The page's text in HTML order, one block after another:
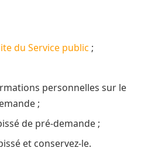
du Service public ;
personnelles sur le
;
de pré-demande ;
et conservez-le.